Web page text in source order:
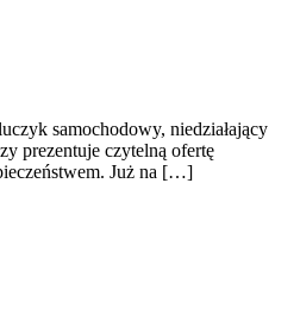
samochodowy, niedziałający
prezentuje czytelną ofertę
Już na […]